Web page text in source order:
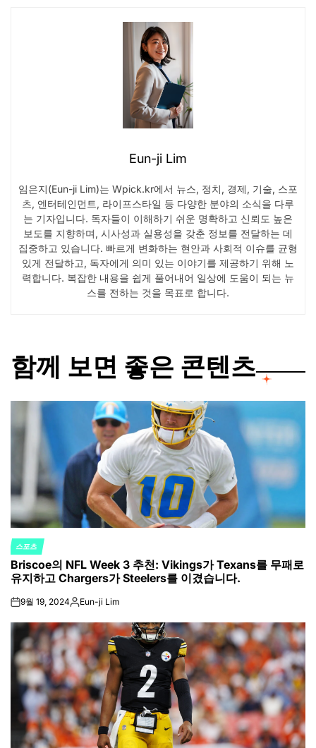
Eun-ji Lim
임은지(Eun-ji Lim)는 Wpick.kr에서 뉴스, 정치, 경제, 기술, 스포
츠, 엔터테인먼트, 라이프스타일 등 다양한 분야의 소식을 다루
는 기자입니다. 독자들이 이해하기 쉬운 명확하고 신뢰도 높은
보도를 지향하며, 시사성과 실용성을 갖춘 정보를 전달하는 데
집중하고 있습니다. 빠르게 변화하는 현안과 사회적 이슈를 균형
있게 전달하고, 독자에게 의미 있는 이야기를 제공하기 위해 노
력합니다. 복잡한 내용을 쉽게 풀어내어 일상에 도움이 되는 뉴
스를 전하는 것을 목표로 합니다.
함께 보면 좋은 콘텐츠
POSTED
IN
스포츠
Briscoe의 NFL Week 3 추천: Vikings가 Texans를 무패로
유지하고 Chargers가 Steelers를 이겼습니다.
on9월 19, 2024Posted
Eun-ji Lim